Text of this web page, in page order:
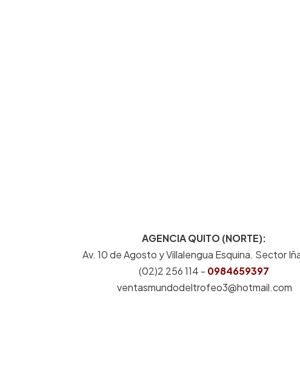
AGENCIA QUITO (NORTE):
Av. 10 de Agosto y Villalengua Esquina. Sector
(02)2 256 114 - 0984659397
ventasmundodeltrofeo3@hotmail.com